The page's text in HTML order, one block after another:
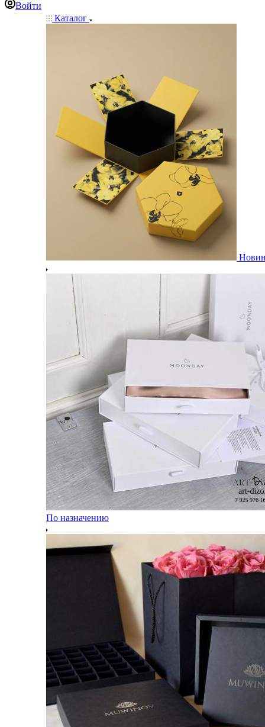
Войти
Каталог
По назначению